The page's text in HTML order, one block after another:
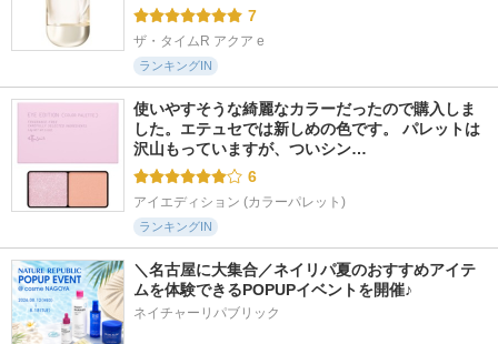
7
ザ・タイムR アクア e
ランキングIN
使いやすそうな綺麗なカラーだったので購入しま
した。エテュセでは新しめの色です。 パレットは
沢山もっていますが、ついシン…
6
アイエディション (カラーパレット)
ランキングIN
＼名古屋に大集合／ネイリパ夏のおすすめアイテ
ムを体験できるPOPUPイベントを開催♪
ネイチャーリパブリック